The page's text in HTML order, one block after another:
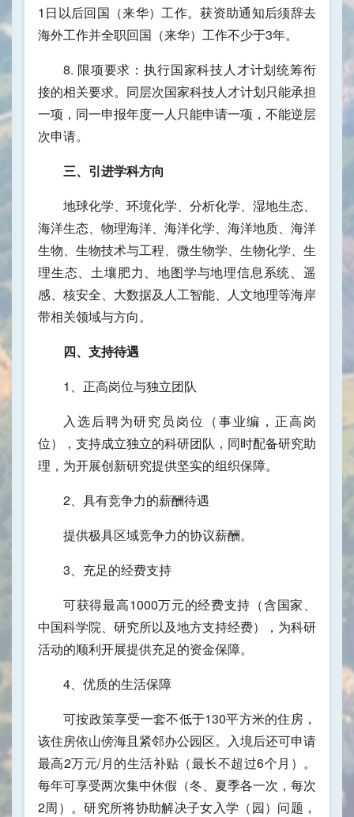
1日以后回国（来华）工作。获资助通知后须辞去
海外工作并全职回国（来华）工作不少于3年。
8. 限项要求：执行国家科技人才计划统筹衔
接的相关要求。同层次国家科技人才计划只能承担
一项，同一申报年度一人只能申请一项，不能逆层
次申请。
三、引进学科方向
地球化学、环境化学、分析化学、湿地生态、
海洋生态、物理海洋、海洋化学、海洋地质、海洋
生物、生物技术与工程、微生物学、生物化学、生
理生态、土壤肥力、地图学与地理信息系统、遥
感、核安全、大数据及人工智能、人文地理等海岸
带相关领域与方向。
四、支持待遇
1、正高岗位与独立团队
入选后聘为研究员岗位（事业编，正高岗
位），支持成立独立的科研团队，同时配备研究助
理，为开展创新研究提供坚实的组织保障。
2、具有竞争力的薪酬待遇
提供极具区域竞争力的协议薪酬。
3、充足的经费支持
可获得最高1000万元的经费支持（含国家、
中国科学院、研究所以及地方支持经费），为科研
活动的顺利开展提供充足的资金保障。
4、优质的生活保障
可按政策享受一套不低于130平方米的住房，
该住房依山傍海且紧邻办公园区。入境后还可申请
最高2万元/月的生活补贴（最长不超过6个月）。
每年可享受两次集中休假（冬、夏季各一次，每次
2周）。研究所将协助解决子女入学（园）问题，